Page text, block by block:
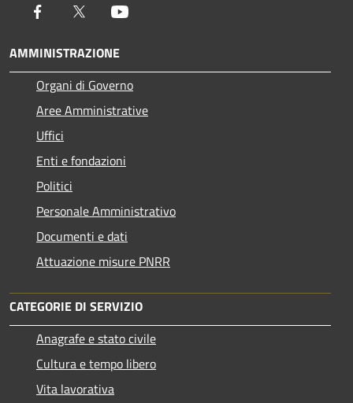
Facebook Twitter
AMMINISTRAZIONE
Organi di Governo
Aree Amministrative
Uffici
Enti e fondazioni
Politici
Personale Amministrativo
Documenti e dati
Attuazione misure PNRR
CATEGORIE DI SERVIZIO
Anagrafe e stato civile
Cultura e tempo libero
Vita lavorativa